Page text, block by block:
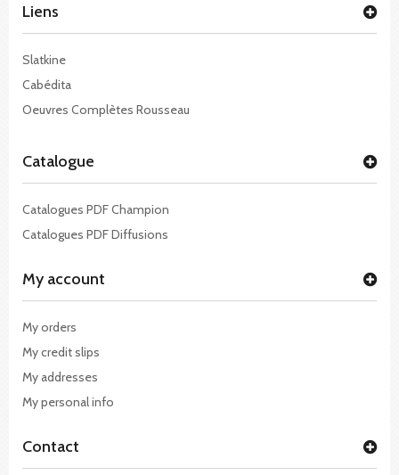
Liens
Slatkine
Cabédita
Oeuvres Complètes Rousseau
Catalogue
Catalogues PDF Champion
Catalogues PDF Diffusions
My account
My orders
My credit slips
My addresses
My personal info
Contact